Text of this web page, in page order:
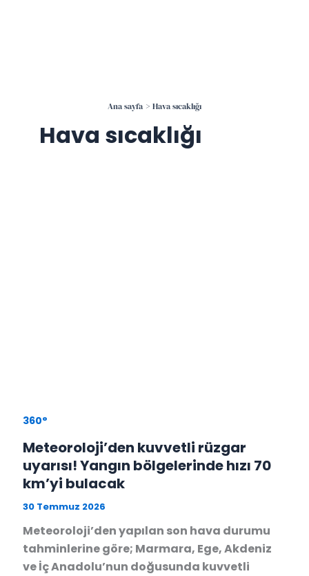
Ana sayfa Hava sıcaklığı
Hava sıcaklığı
360°
Meteoroloji’den kuvvetli rüzgar
uyarısı! Yangın bölgelerinde hızı 70
km’yi bulacak
30 Temmuz 2026
Meteoroloji’den yapılan son hava durumu
tahminlerine göre; Marmara, Ege, Akdeniz
ve İç Anadolu’nun doğusunda kuvvetli